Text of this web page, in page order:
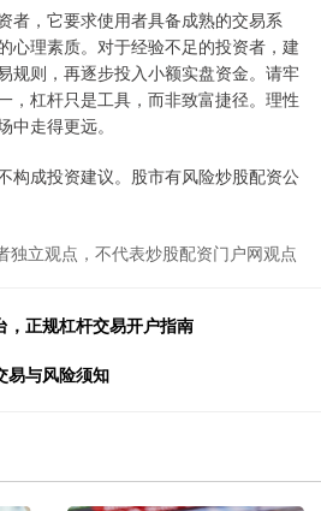
者，它要求使用者具备成熟的交易系
心理素质。对于经验不足的投资者，建
规则，再逐步投入小额实盘资金。请牢
，杠杆只是工具，而非致富捷径。理性
走得更远。
构成投资建议。股市有风险炒股配资公
独立观点，不代表炒股配资门户网观点
，正规杠杆交易开户指南
易与风险须知